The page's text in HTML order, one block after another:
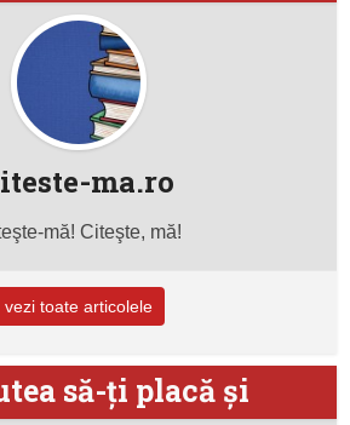
ma.ro
mă! Citeşte, mă!
vezi toate articolele
să-ţi placă şi